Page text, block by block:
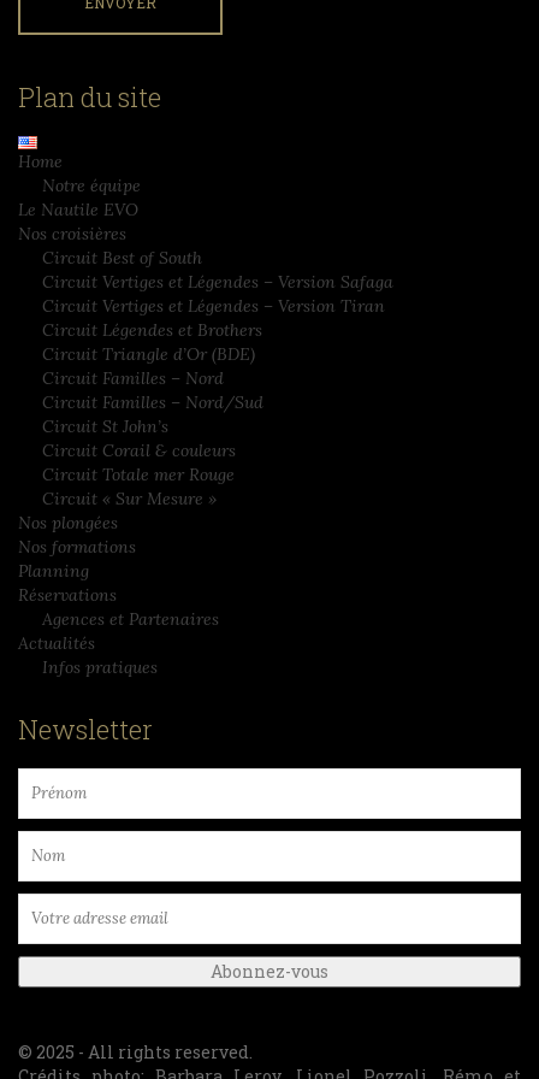
Plan du site
Home
Notre équipe
Le Nautile EVO
Nos croisières
Circuit Best of South
Circuit Vertiges et Légendes – Version Safaga
Circuit Vertiges et Légendes – Version Tiran
Circuit Légendes et Brothers
Circuit Triangle d’Or (BDE)
Circuit Familles – Nord
Circuit Familles – Nord/Sud
Circuit St John’s
Circuit Corail & couleurs
Circuit Totale mer Rouge
Circuit « Sur Mesure »
Nos plongées
Nos formations
Planning
Réservations
Agences et Partenaires
Actualités
Infos pratiques
Newsletter
© 2025 - All rights reserved.